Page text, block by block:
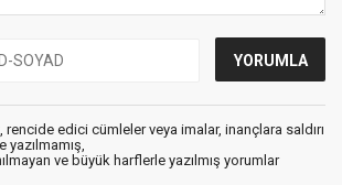
rencide edici cümleler veya imalar, inançlara saldırı
yazılmamış,
ve büyük harflerle yazılmış yorumlar